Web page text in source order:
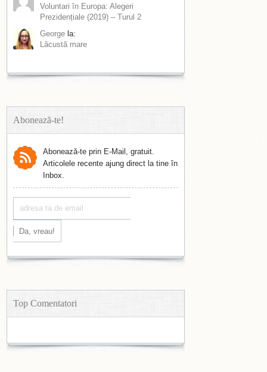
Voluntari în Europa: Alegeri
Prezidențiale (2019) – Turul 2
George la:
Lăcustă mare
Abonează-te!
Abonează-te prin E-Mail, gratuit.
Articolele recente ajung direct la tine în
Inbox.
Top Comentatori